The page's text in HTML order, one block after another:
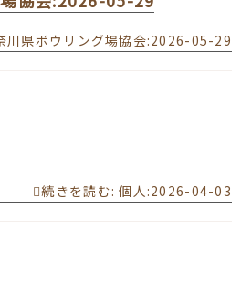
川県ボウリング場協会:2026-05-29
続きを読む: 個人:2026-04-03